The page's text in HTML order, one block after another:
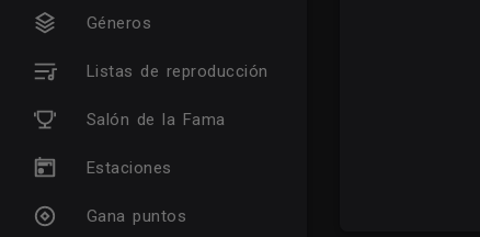
Géneros
Listas de reproducción
Salón de la Fama
Estaciones
Gana puntos